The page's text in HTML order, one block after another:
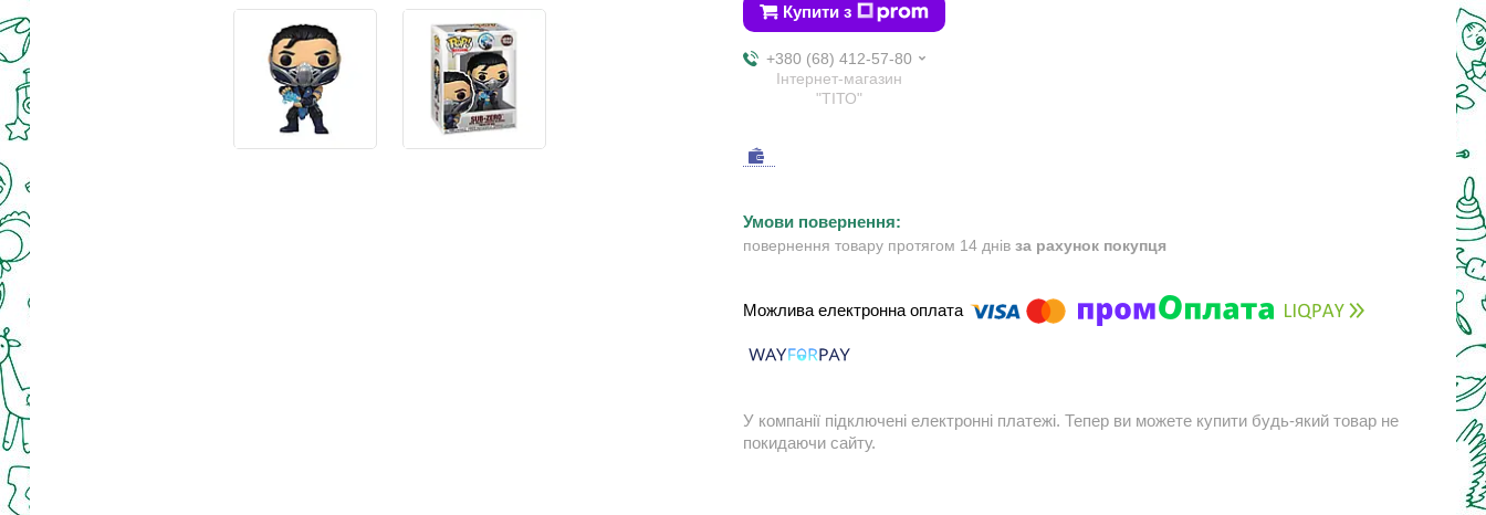
Купити з
+380 (68) 412-57-80
Інтернет-магазин
"ТІТО"
повернення товару протягом 14 днів за рахунок покупця
У компанії підключені електронні платежі. Тепер ви можете купити будь-який товар не
покидаючи сайту.